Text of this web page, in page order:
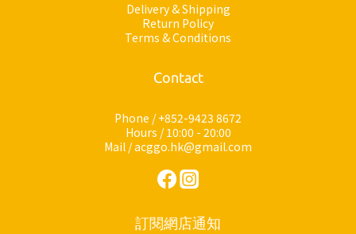
Delivery & Shipping
Return Policy
Terms & Conditions
Contact
Phone / +852-9423 8672
Hours / 10:00 - 20:00
Mail / acggo.hk@gmail.com
訂閱網店通知